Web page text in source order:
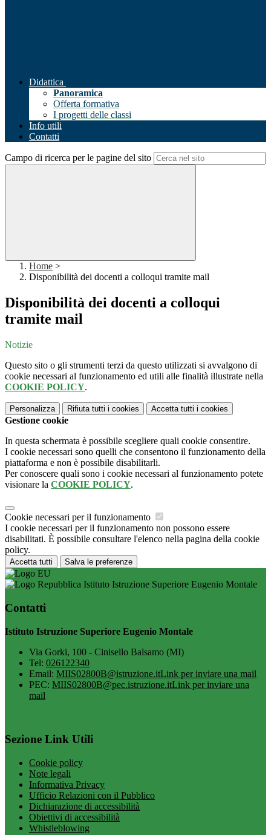
Didattica
Panoramica
Offerta formativa
I progetti delle classi
Info utili
Contatti
Campo di ricerca per le pagine del sito
Home >
Disponibilità dei docenti a colloqui tramite mail
Disponibilità dei docenti a colloqui
tramite mail
Notizie
Questo sito o gli strumenti terzi da questo utilizzati si avvalgono di
cookie necessari al funzionamento ed utili alle finalità illustrate nella
COOKIE POLICY.
Personalizza Rifiuta tutti i cookies Accetta tutti i cookies
Gestione cookie
In questa schermata è possibile scegliere quali cookie consentire.
I cookie necessari sono quelli che consentono il funzionamento della
piattaforma e non è possibile disabilitarli.
Per conoscere quali sono i cookie necessari al funzionamento potete
visionare la COOKIE POLICY.
Cookie necessari per il funzionamento
I cookie necessari per il funzionamento non possono essere
disabilitati. È possibile consultare l'elenco nella pagina della cookie
policy.
Accetta tutti Salva le preferenze
Istituto Istruzione Superiore Eugenio Montale
Contatti
Istituto Istruzione Superiore Eugenio Montale
Via Gorki, 100 - Cinisello Balsamo (MI)
Tel: 026122340
Email: MIIS02800B@istruzione.itLink per inviare una mail
PEC: MIIS02800B@pec.istruzione.itLink per inviare una
mail
Sezione Link Utili
Cookie policy
Note legali
Informativa Privacy
Ufficio Relazioni con il Pubblico
Dichiarazione di accessibilità
Obiettivi di accessibilità
Whistleblowing